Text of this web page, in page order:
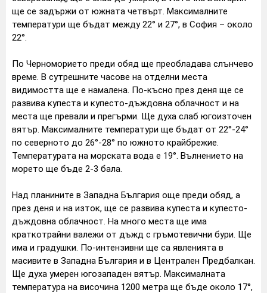
ще се задържи от южната четвърт. Максималните
температури ще бъдат между 22° и 27°, в София – около
22°.
По Черноморието преди обяд ще преобладава слънчево
време. В сутрешните часове на отделни места
видимостта ще е намалена. По-късно през деня ще се
развива купеста и купесто-дъждовна облачност и на
места ще превали и прегърми. Ще духа слаб югоизточен
вятър. Максималните температури ще бъдат от 22°-24°
по северното до 26°-28° по южното крайбрежие.
Температурата на морската вода е 19°. Вълнението на
морето ще бъде 2-3 бала.
Над планините в Западна България още преди обяд, а
през деня и на изток, ще се развива купеста и купесто-
дъждовна облачност. На много места ще има
краткотрайни валежи от дъжд с гръмотевични бури. Ще
има и градушки. По-интензивни ще са явленията в
масивите в Западна България и в Централен Предбалкан.
Ще духа умерен югозападен вятър. Максималната
температура на височина 1200 метра ще бъде около 17°,